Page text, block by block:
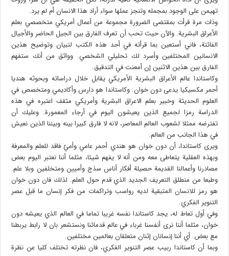
تهيمن على الوجود بمجمله وتنجز عملها سواء أراد هذا الانسان أم لم يرد.
وذات مرة قرأت بمقتضى الضرورة مجموعة من أعمال أمريكي متخصصي بعلم
الأعراق البشرية. والآن حيث تحب أن تعرف الفارق بين الجيل الحاضر والأجيال
الفائتة، فاني أستعين بما قرأته في أحد هذه الكتب لتبيان وتوضيح هذين
الانسانين المختلفين وأسرد لك تحليلي الشخصي. وواثق من أنك ستفهم
الفارق بين هذين الاثنين إن أمعنت في التدقيق.
وكاستاندا عالم الأعراق البشرية الأمريكي يقابل خلال دراساته وبحوثه هنديا
أحمر مكسيكيا يدعى دون خوان. وكاستاندا هو دارس وأكاديمي ومتخصص في
العلوم الحديثة وخبير بعلم الاعراق البشرية وأمريكي مثقف اعتبره في هذه
الدراسة رمزا لجميع الذين يعيشون اليوم في أرجاء المعمورة. وعليك أن
تفترضه ممثلا لشعوب العالم المعاصر، لانه لا فارق كبيرا بينه وبيننا الذين نعيش
في هذا الجانب من العالم.
ويرى كاستاندا، أن دون خوان هو هندي أحمر عامي وأميّ فاقد للعلم والمعرفة
وبهذه العقلية يتعاطى معه ومن أنه لا يفهم شيئا، مثلما أننا نعتبر اليوم بعض
مصادرنا وأعمالنا القديمة حصيلة أفكار أناس سذج وأميين ومتخلفين وبلا علم.
وطبعا من منطلق التعريف الجديد الذي قدم حول العلم. لذلك فان دون خوان
هو رمز للانسان المتبقية لديه رواسب وتراكمات من فكر إنسان ما قبل عصر
التنوير الفكري.
وفي أول تعاط له، يجد كاستاندا نفسه غريبا تماما في العالم الذي يعيشه دون
خوان، مثلما أننا نرى أنفسنا غرباء في عالم قدمائنا ونستشعر بان لا رابط يربطنا
مع بعض. أي أننا إنسانان إثنان متعلقان بعالمين مختلفين.
وبما أن كاستاندا ربيب عصر التنوير الفكري، فان نظرته تختلف كليا عن نظرة